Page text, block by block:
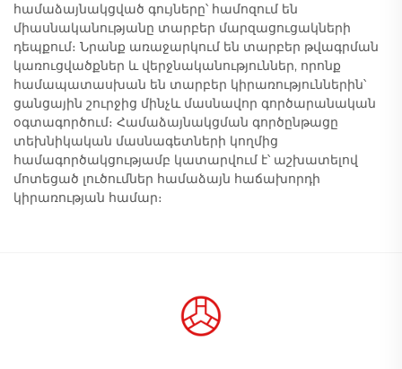
համաձայնակցված գույները՝ համոզում են
միասնականությանը տարբեր մարզացուցակների
դեպքում։ Նրանք առաջարկում են տարբեր թվագրման
կառուցվածքներ և վերջնականություններ, որոնք
համապատասխան են տարբեր կիրառություններին՝
ցանցային շուրջից մինչև մասնավոր գործարանական
օգտագործում։ Համաձայնակցման գործընթացը
տեխնիկական մասնագետների կողմից
համագործակցությամբ կատարվում է՝ աշխատելով
մոտեցած լուծումներ համաձայն հաճախորդի
կիրառության համար։